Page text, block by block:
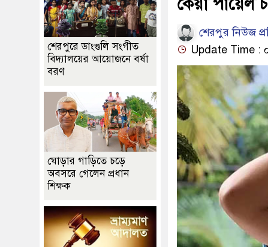
শেরপুর নিউজ
Update Time :
শেরপুরে ডাংগুলি সংগীত
বিদ্যালয়ের আয়োজনে বর্ষা
বরণ
ঘোড়ার গাড়িতে চড়ে
অবসরে গেলেন প্রধান
শিক্ষক